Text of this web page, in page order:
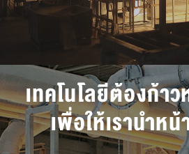
เทคโนโลยีต้องก้า
เพื่อให้เรานำห